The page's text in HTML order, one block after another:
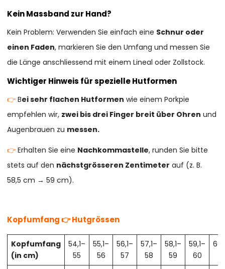
Kein Massband zur Hand?
Kein Problem: Verwenden Sie einfach eine Schnur oder
einen Faden, markieren Sie den Umfang und messen Sie
die Länge anschliessend mit einem Lineal oder Zollstock.
Wichtiger Hinweis für spezielle Hutformen
👉Bei sehr flachen Hutformen wie einem Porkpie
empfehlen wir, zwei bis drei Finger breit über Ohren und
Augenbrauen zu messen.
👉Erhalten Sie eine Nachkommastelle, runden Sie bitte
stets auf den nächstgrösseren Zentimeter auf (z. B.
58,5 cm → 59 cm).
Kopfumfang 👉 Hutgrössen
Kopfumfang
(in cm)
54,1–
55
55,1–
56
56,1–
57
57,1–
58
58,1–
59
59,1–
60